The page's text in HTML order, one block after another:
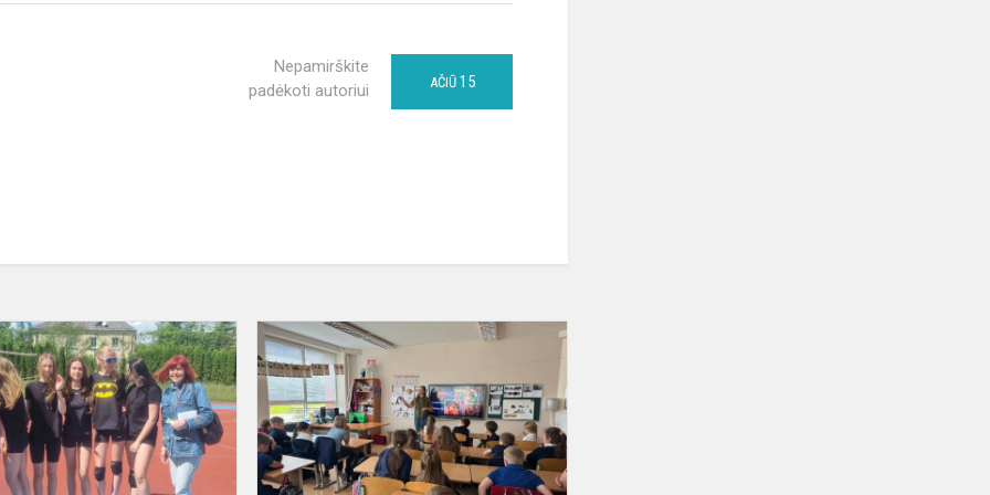
Nepamirškite
padėkoti autoriui
AČIŪ 15
Tinklinio
varžybos
Valia,
ir
pergalės:
antrokus
įkvėpė